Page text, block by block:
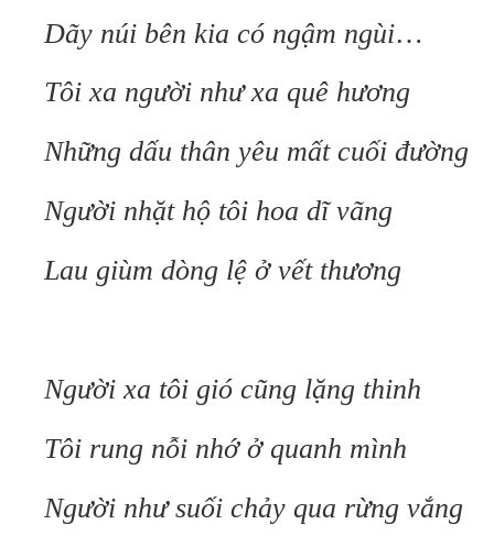
Dãy núi bên kia có ngậm ngùi…
Tôi xa người như xa quê hương
Những dấu thân yêu mất cuối đường
Người nhặt hộ tôi hoa dĩ vãng
Lau giùm dòng lệ ở vết thương
Người xa tôi gió cũng lặng thinh
Tôi rung nỗi nhớ ở quanh mình
Người như suối chảy qua rừng vắng